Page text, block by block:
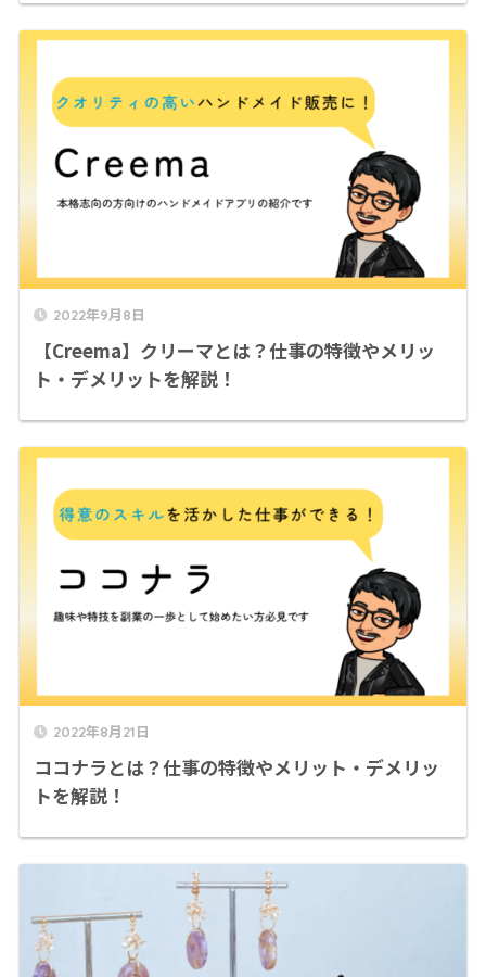
2022年9月8日
【Creema】クリーマとは？仕事の特徴やメリッ
ト・デメリットを解説！
2022年8月21日
ココナラとは？仕事の特徴やメリット・デメリッ
トを解説！